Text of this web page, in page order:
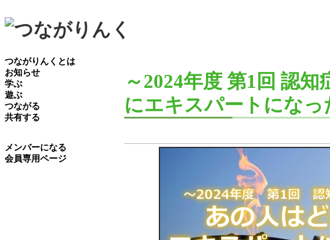
つながりんくとは
お知らせ
学ぶ
遊ぶ
つながる
共有する
メンバーになる
会員専用ページ
～2024年度 第1回 認
にエキスパートになっ